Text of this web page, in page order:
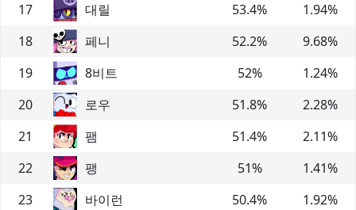
17
대릴 53.4% 1.94%
18
페니 52.2% 9.68%
19
8비트 52% 1.24%
20
로우 51.8% 2.28%
21
팸 51.4% 2.11%
22
팽 51% 1.41%
23
바이런 50.4% 1.92%